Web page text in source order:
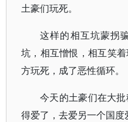
土豪们玩死。
这样的相互坑蒙拐
坑，相互憎恨，相互笑
方玩死，成了恶性循环。
今天的土豪们在大
得爱了，去爱另一个国